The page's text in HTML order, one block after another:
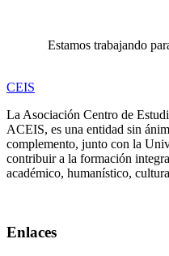
Estamos trabajando
CEIS
La Asociación Centro de
ACEIS, es una entidad sin
complemento, junto con la
contribuir a la formación
académico, humanístico,
Enlaces